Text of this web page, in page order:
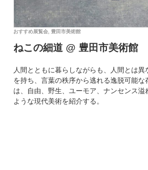
おすすめ展覧会 豊田市美術館
ねこの細道 @ 豊田市美術館
人間とともに暮らしながらも、人間とは異
を持ち、言葉の秩序から逃れる逸脱可能
は、自由、野生、ユーモア、ナンセンス溢
ような現代美術を紹介する。